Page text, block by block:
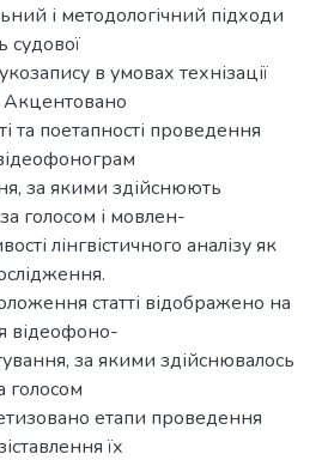
і методологічний підходи
судової
в умовах технізації
Акцентовано
та поетапності проведення
за якими здійснюють
голосом і мовлен-
лінгвістичного аналізу як
статті відображено на
відеофоно-
за якими здійснювалось
голосом
етапи проведення
їх